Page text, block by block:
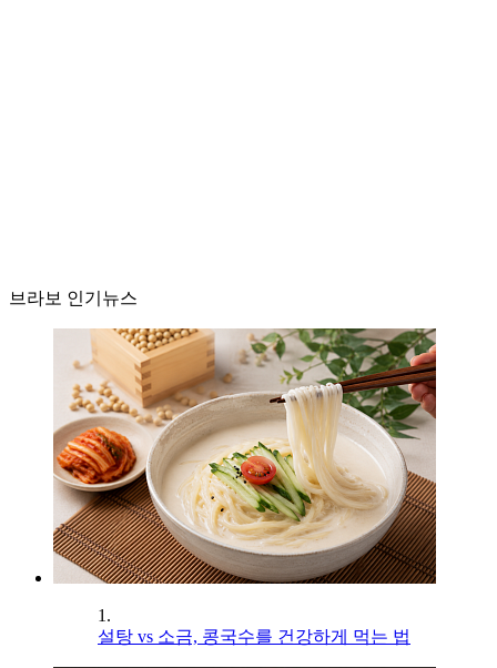
브라보 인기뉴스
1.
설탕 vs 소금, 콩국수를 건강하게 먹는 법